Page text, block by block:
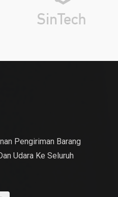
Pengiriman Barang
Udara Ke Seluruh